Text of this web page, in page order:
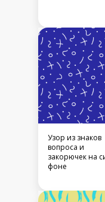
Узор из знаков
вопроса и
закорючек на
фоне